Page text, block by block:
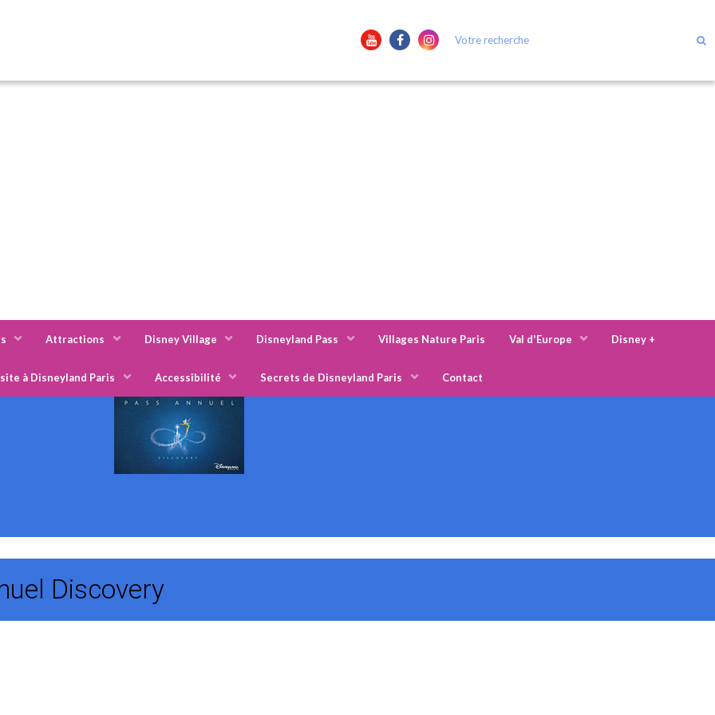
Attractions Disney Village Disneyland Pass Villages Nature Paris Val d'Europe Disney +
à Disneyland Paris Accessibilité Secrets de Disneyland Paris Contact
Discovery Jours de restriction : Pass Annuel Discovery
Discovery